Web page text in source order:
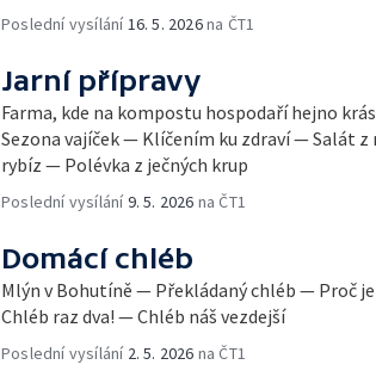
Poslední vysílání16. 5. 2026na ČT1
Jarní přípravy
Farma, kde na kompostu hospodaří hejno
Sezona vajíček — Klíčením ku zdraví — Salát
rybíz — Polévka z ječných krup
Poslední vysílání9. 5. 2026 na ČT1
Domácí chléb
Mlýn v Bohutíně — Překládaný chléb — Proč
Chléb raz dva! — Chléb náš vezdejší
Poslední vysílání 2. 5. 2026 na ČT1